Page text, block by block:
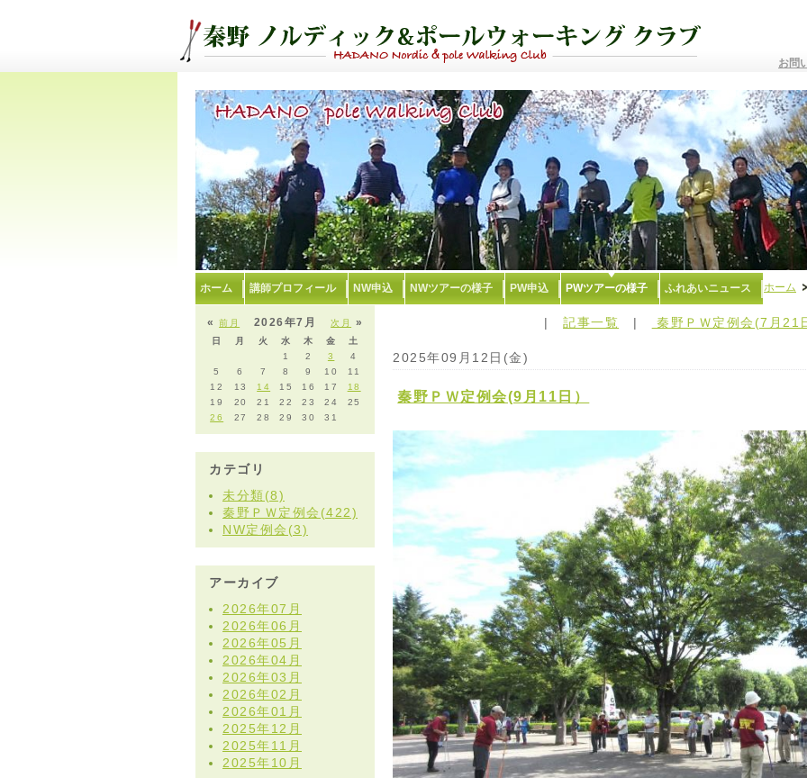
お問
ホーム 講師プロフィール NW申込 NWツアーの様子 PW申込 PWツアーの様子 ふれあいニュース ホーム
«前月 次月 »
2026年7月
日 月 火 水 木 金
土
1
2 3
4
5
6 7 8 9 10
11
12
13 14 15 16 17
18
19
20 21 22 23 24
25
26
27 28 29 30 31
カテゴリ
未分類(8)
秦野ＰＷ定例会(422)
NW定例会(3)
アーカイブ
2026年07月
2026年06月
2026年05月
2026年04月
2026年03月
2026年02月
2026年01月
2025年12月
2025年11月
2025年10月
|記事一覧 | 秦野ＰＷ定例会(7月21
2025年09月12日(金)
秦野ＰＷ定例会(9月11日）